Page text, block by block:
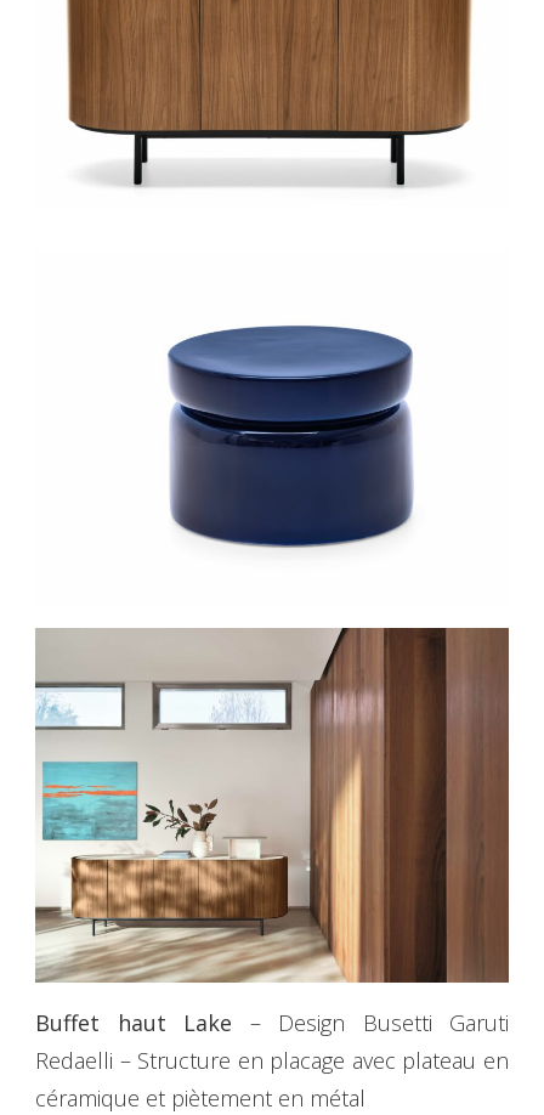
Buffet haut Lake – Design Busetti Garuti
Redaelli – Structure en placage avec plateau en
céramique et piètement en métal